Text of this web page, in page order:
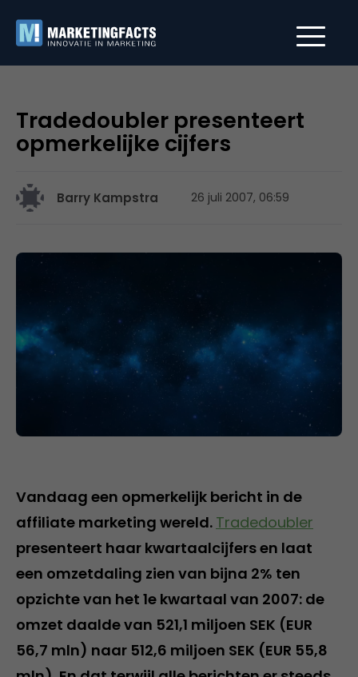
Tradedoubler presenteert
opmerkelijke cijfers
Barry Kampstra 26 juli 2007, 06:59
Vandaag een opmerkelijk bericht in de
affiliate marketing wereld. Tradedoubler
presenteert haar kwartaalcijfers en laat
een omzetdaling zien van bijna 2% ten
opzichte van het 1e kwartaal van 2007: de
omzet daalde van 521,1 miljoen SEK (EUR
56,7 mln) naar 512,6 miljoen SEK (EUR 55,8